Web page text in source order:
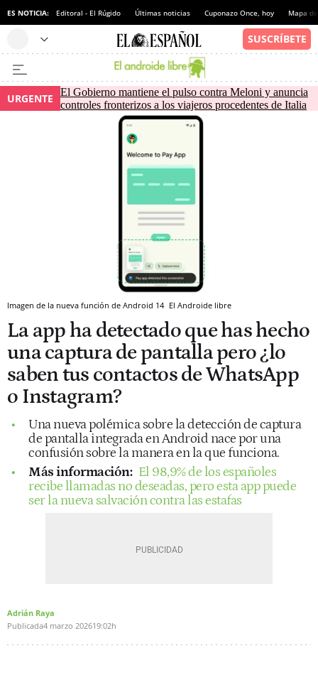
ES NOTICIA: Editoral - El Rúgido Últimas noticias Cuponazo Once, hoy Mapa
URGENTE
El Gobierno mantiene el pulso contra Meloni y anuncia
controles fronterizos a los viajeros procedentes de Italia
Imagen de la nueva función de Android 14 El Androide libre
La app ha detectado que has hecho
una captura de pantalla pero ¿lo
saben tus contactos de WhatsApp
o Instagram?
Una nueva polémica sobre la detección de captura
de pantalla integrada en Android nace por una
confusión sobre la manera en la que funciona.
Más información: El 98,9% de los españoles
recibe llamadas no deseadas, pero esta app puede
ser la nueva salvación contra las estafas
Adrián Raya
Publicada4 marzo 202619:02h